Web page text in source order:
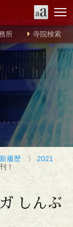
所 寺院検索
履歴 〉 2021
！
しんぶ